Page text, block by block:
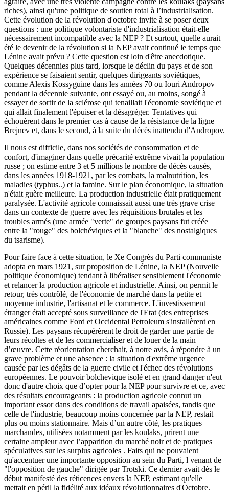
riches), ainsi qu'une politique de soutien total à l’industrialisation.
Cette évolution de la révolution d'octobre invite à se poser deux
questions : une politique volontariste d'industrialisation était-elle
nécessairement incompatible avec la NEP ? Et surtout, quelle aurait
été le devenir de la révolution si la NEP avait continué le temps que
Lénine avait prévu ? Cette question est loin d'être anecdotique.
Quelques décennies plus tard, lorsque le déclin du pays et de son
expérience se faisaient sentir, quelques dirigeants soviétiques,
comme Alexis Kossyguine dans les années 70 ou Iouri Andropov
pendant la décennie suivante, ont essayé ou, au moins, songé à
essayer de sortir de la sclérose qui tenaillait l'économie soviétique et
qui allait finalement l'épuiser et la désagréger. Tentatives qui
échouèrent dans le premier cas à cause de la résistance de la ligne
Brejnev et, dans le second, à la suite du décès inattendu d'Andropov.
Il nous est difficile, dans nos sociétés de consommation et de
confort, d'imaginer dans quelle précarité extrême vivait la population
russe ; on estime entre 3 et 5 millions le nombre de décès causés,
dans les années 1918-1921, par les combats, la malnutrition, les
maladies (typhus..) et la famine. Sur le plan économique, la situation
n'était guère meilleure. La production industrielle était pratiquement
paralysée. L'activité agricole connaissait aussi une très grave crise
dans un contexte de guerre avec les réquisitions brutales et les
troubles armés (une armée "verte" de groupes paysans fut créée
entre la "rouge" des bolchéviques et la "blanche" des nostalgiques
du tsarisme).
Pour faire face à cette situation, le Xe Congrès du Parti communiste
adopta en mars 1921, sur proposition de Lénine, la NEP (Nouvelle
politique économique) tendant à libéraliser sensiblement l'économie
et relancer la production agricole et industrielle. Ainsi, on permit le
retour, très contrôlé, de l'économie de marché dans la petite et
moyenne industrie, l'artisanat et le commerce. L'investissement
étranger était accepté sous surveillance de l'Etat (des entreprises
américaines comme Ford et Occidental Petroleum s'installèrent en
Russie). Les paysans récupérèrent le droit de garder une partie de
leurs récoltes et de les commercialiser et de louer de la main
d’œuvre. Cette réorientation cherchait, à notre avis, à répondre à un
grave problème et une absence : la situation d'extrême urgence
causée par les dégâts de la guerre civile et l'échec des révolutions
européennes. Le pouvoir bolchevique isolé et en grand danger n'eut
donc d'autre choix que d’opter pour la NEP pour survivre et ce, avec
des résultats encourageants : la production agricole connut un
important essor dans des conditions de travail apaisées, tandis que
celle de l'industrie, beaucoup moins concernée par la NEP, restait
plus ou moins stationnaire. Mais d’un autre côté, les pratiques
marchandes, utilisées notamment par les koulaks, prirent une
certaine ampleur avec l’apparition du marché noir et de pratiques
spéculatives sur les surplus agricoles . Faits qui ne pouvaient
qu'accentuer une importante opposition au sein du Parti, l venant de
"l'opposition de gauche" dirigée par Trotski. Ce dernier avait dès le
début manifesté des réticences envers la NEP, estimant qu'elle
mettait en péril la fidélité aux idéaux révolutionnaires d'Octobre.